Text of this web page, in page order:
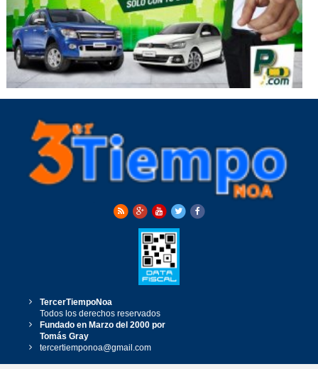
TercerTiempoNoa
Todos los derechos reservados
Fundado en Marzo del 2000 por
Tomás Gray
tercertiemponoa@gmail.com